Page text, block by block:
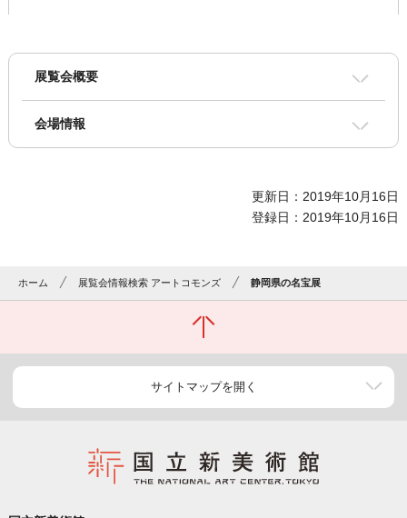
展覧会概要
会場情報
更新日：2019年10月16日
登録日：2019年10月16日
ホーム 展覧会情報検索 アートコモンズ 静岡県の名宝展
サイトマップを開く